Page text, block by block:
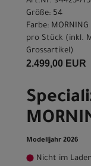
Größe: 54
Farbe:
pro Stück (inkl.
Grossartikel)
2.499,00 EUR
Modelljahr 2026
Nicht im